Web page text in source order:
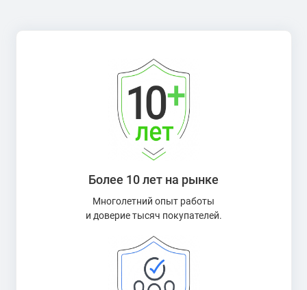
Более 10 лет на рынке
Многолетний опыт работы
и доверие тысяч покупателей.